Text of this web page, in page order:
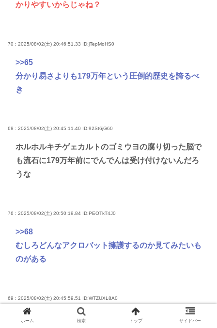
かりやすいからじゃね？
70 : 2025/08/02(土) 20:46:51.33 ID:jTepMoHS0
>>65
分かり易さよりも179万年という圧倒的歴史を誇るべ
き
68 : 2025/08/02(土) 20:45:11.40 ID:92St6jG60
ホルホルキチゲェカルトのゴミウヨの腐り切った脳で
も流石に179万年前にでんでんは受け付けないんだろ
うな
76 : 2025/08/02(土) 20:50:19.84 ID:PEOTkT4J0
>>68
むしろどんなアクロバット擁護するのか見てみたいも
のがある
69 : 2025/08/02(土) 20:45:59.51 ID:WTZUXL8A0
さすがに史実としても多過ぎるし
ホーム 検索 トップ サイドバー